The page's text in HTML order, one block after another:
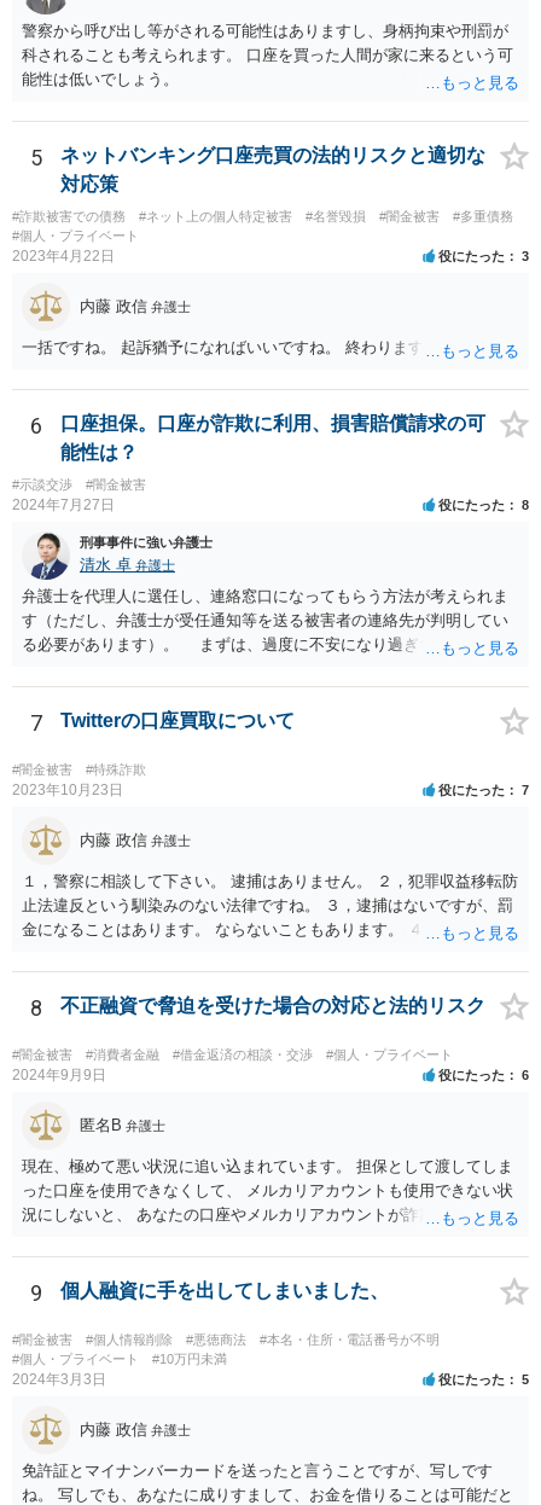
警察から呼び出し等がされる可能性はありますし、身柄拘束や刑罰が
科されることも考えられます。 口座を買った人間が家に来るという可
能性は低いでしょう。
5
ネットバンキング口座売買の法的リスクと適切な
対応策
#詐欺被害での債務 #ネット上の個人特定被害 #名誉毀損 #闇金被害
#多重債務
#個人・プライベート
2023年4月22日 役にたった 3
内藤 政信 弁護士
一括ですね。 起訴猶予になればいいですね。 終わります。
6
口座担保。口座が詐欺に利用、損害賠償請求の可
能性は？
#示談交渉 #闇金被害
2024年7月27日 役にたった 8
刑事事件に強い弁護士
清水 卓 弁護士
弁護士を代理人に選任し、連絡窓口になってもらう方法が考えられま
す（ただし、弁護士が受任通知等を送る被害者の連絡先が判明してい
る必要があります）。 まずは、過度に不安になり過ぎず、少し落ち
額を求めていく、分割等の支払方法を求めて行く等の方法もあります
し、時間的にも、今すぐではなく、時間•期間をかけて対応して行くこ
とができます。あなたが心身に変調をきたしては、元も子もありませ
んので。 いずれにしても、何かあったら速やか相談可能なお住まい
の地域の弁護士に直接相談してみて下さい（弁護士会や法テラス等で
7 Twitterの口座買取について
#闇金被害 #特殊詐欺
2023年10月23日 役にたった 7
内藤 政信 弁護士
１，警察に相談して下さい。 逮捕はありません。 ２，犯罪収益移転防
止法違反という馴染みのない法律ですね。 ３，逮捕はないですが、罰
金になることはあります。 ならないこともあります。 ４，警察に自主
8 不正融資で脅迫を受けた場合の対応と法的リスク
#闇金被害 #消費者金融 #借金返済の相談・交渉 #個人・プライベート
2024年9月9日 役にたった 6
匿名B 弁護士
現在、極めて悪い状況に追い込まれています。 担保として渡してしま
った口座を使用できなくして、 メルカリアカウントも使用できない状
況にしないと、 あなたの口座やメルカリアカウントが詐欺や闇金の取
容疑で警察の調べを受けたり、第三者から損害賠償請求をされるなど
の過酷な状況へと追い込まれていきます。 警察や、金融機関、メルカ
9 個人融資に手を出してしまいました、
#闇金被害 #個人情報削除 #悪徳商法
#本名・住所・電話番号が不明
#個人・プライベート
#10万円未満
2024年3月3日 役にたった 5
内藤 政信 弁護士
免許証とマイナンバーカードを送ったと言うことですが、写しです
ね。 写しでも、あなたに成りすまして、お金を借りることは可能だと